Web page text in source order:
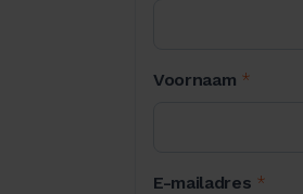
Voornaam *
E-mailadres *